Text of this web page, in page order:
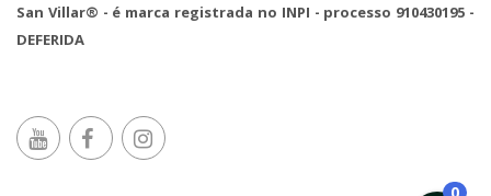
San Villar® - é marca registrada no INPI - processo 910430195 -
DEFERIDA